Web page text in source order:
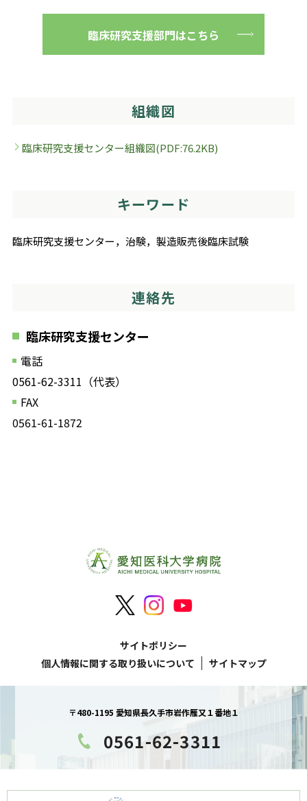
臨床研究支援部門はこちら
組織図
臨床研究支援センター組織図(PDF:76.2KB)
キーワード
臨床研究支援センター，治験，製造販売後臨床試験
連絡先
臨床研究支援センター
電話
0561-62-3311（代表）
FAX
0561-61-1872
サイトポリシー
個人情報に関する取り扱いについて
サイトマップ
〒480-1195 愛知県長久手市岩作雁又１番地１
0561-62-3311